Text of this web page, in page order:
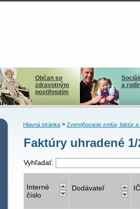
Občan so
zdravotným
postihnutím
a
Hlavná stránka> Zverejňovanie zmlúv, faktúr a
Faktúry uhradené
Vyhľadať:
Interné
číslo
Dodávateľ